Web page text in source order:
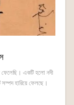
একটি হলো নদী
হারিয়ে ফেলছে।